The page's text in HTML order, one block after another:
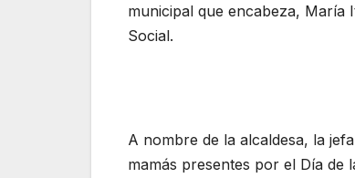
municipal que encabeza, María
Social.
A nombre de la alcaldesa, la
mamás presentes por el Día de